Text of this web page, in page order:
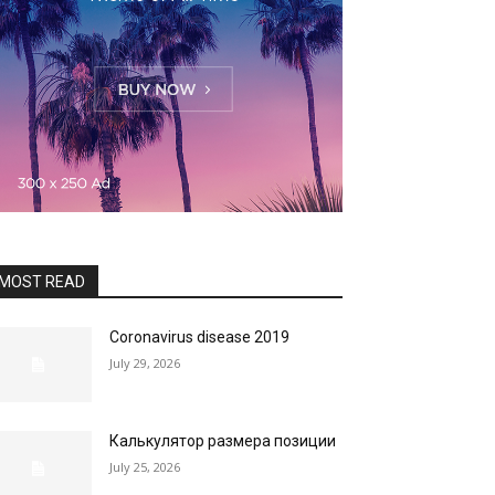
READ
Coronavirus disease 2019
July 29, 2026
Калькулятор размера позиции
July 25, 2026